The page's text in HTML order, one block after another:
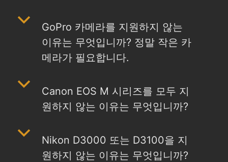
b
GoPro 카메라를 지원하지 않는
이유는 무엇입니까? 정말 작은 카
메라가 필요합니다.
b
Canon EOS M 시리즈를 모두 지
원하지 않는 이유는 무엇입니까?
b
Nikon D3000 또는 D3100을 지
원하지 않는 이유는 무엇입니까?